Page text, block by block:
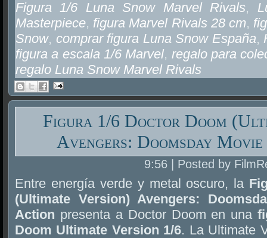
Figura 1/6 Luna Snow Marvel Rivals,
Masterpiece, figura Marvel Rivals 28 cm,
Snow, comprar figura Luna Snow España,
figura a escala 1/6 Marvel, regalo para
regalo Luna Snow Marvel Rivals
Figura 1/6 Doctor Doom
Avengers: Doomsday
9:56 | Posted by
Entre energía verde y metal oscuro, la
(Ultimate Version) Avengers:
Action presenta a Doctor Doom en una
Doom Ultimate Version 1/6. La Ultimate